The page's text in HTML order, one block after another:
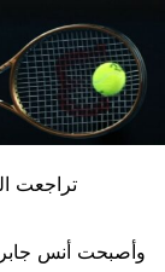
وأصبحت أنس جابر